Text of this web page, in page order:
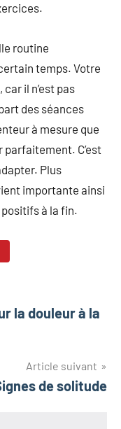
routine
temps. Votre
il n’est pas
des séances
à mesure que
C’est
Plus
importante ainsi
à la fin.
la douleur à la
Article suivant
de solitude